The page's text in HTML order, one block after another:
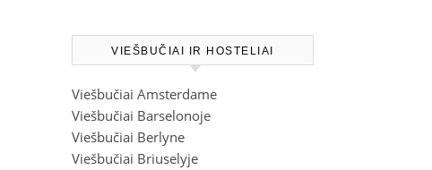
VIEŠBUČIAI IR HOSTELIAI
Viešbučiai Amsterdame
Viešbučiai Barselonoje
Viešbučiai Berlyne
Viešbučiai Briuselyje